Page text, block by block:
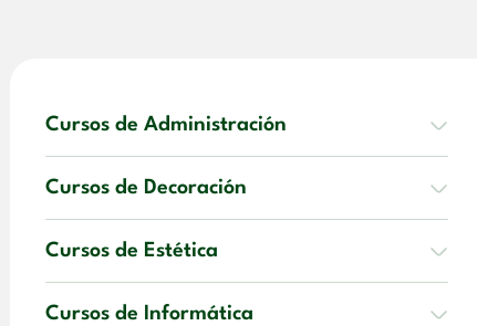
Cursos de Administración
Cursos de Decoración
Cursos de Estética
Cursos de Informática